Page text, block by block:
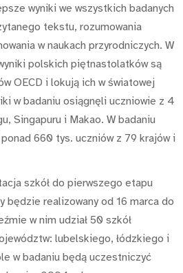
wyniki we wszystkich badanych
tekstu, rozumowania
w naukach przyrodniczych. W
polskich piętnastolatków są
OECD i lokują ich w światowej
w badaniu osiągnęli uczniowie z 4
Singapuru i Makao. W badaniu
660 tys. uczniów z 79 krajów i
szkół do pierwszego etapu
będzie realizowany od 16 marca do
w nim udział 50 szkół
lubelskiego, łódzkiego i
w badaniu będą uczestniczyć